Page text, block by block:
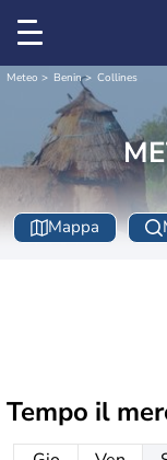
Meteo Benin Collines
Mappa
Tempo il